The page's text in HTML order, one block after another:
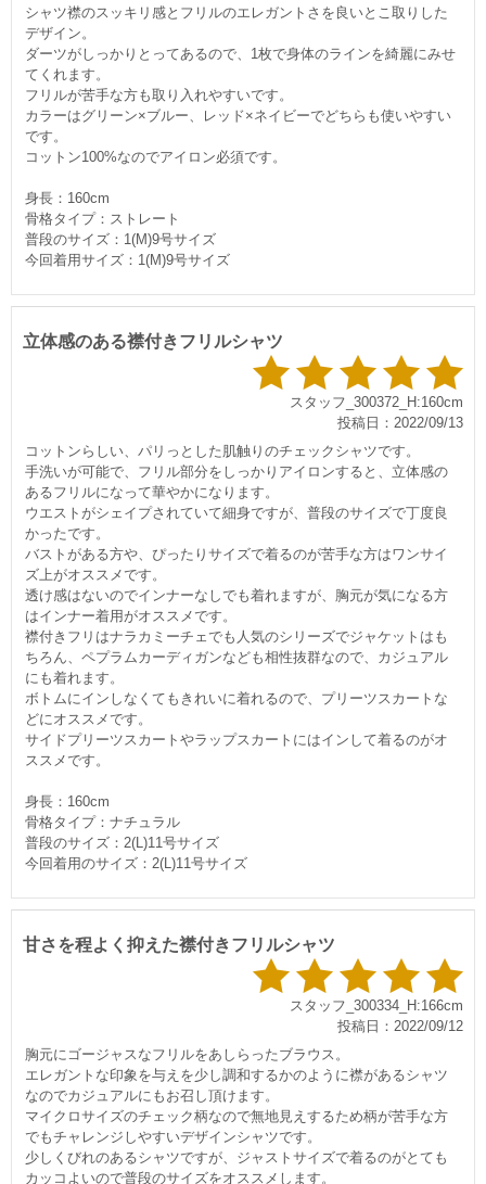
シャツ襟のスッキリ感とフリルのエレガントさを良いとこ取りした
デザイン。
ダーツがしっかりとってあるので、1枚で身体のラインを綺麗にみせ
てくれます。
フリルが苦手な方も取り入れやすいです。
カラーはグリーン×ブルー、レッド×ネイビーでどちらも使いやすい
です。
コットン100%なのでアイロン必須です。
身長：160cm
骨格タイプ：ストレート
普段のサイズ：1(M)9号サイズ
今回着用サイズ：1(M)9号サイズ
立体感のある襟付きフリルシャツ
スタッフ_300372_H:160cm
投稿日：2022/09/13
コットンらしい、パリっとした肌触りのチェックシャツです。
手洗いが可能で、フリル部分をしっかりアイロンすると、立体感の
あるフリルになって華やかになります。
ウエストがシェイプされていて細身ですが、普段のサイズで丁度良
かったです。
バストがある方や、ぴったりサイズで着るのが苦手な方はワンサイ
ズ上がオススメです。
透け感はないのでインナーなしでも着れますが、胸元が気になる方
はインナー着用がオススメです。
襟付きフリはナラカミーチェでも人気のシリーズでジャケットはも
ちろん、ペプラムカーディガンなども相性抜群なので、カジュアル
にも着れます。
ボトムにインしなくてもきれいに着れるので、プリーツスカートな
どにオススメです。
サイドプリーツスカートやラップスカートにはインして着るのがオ
ススメです。
身長：160cm
骨格タイプ：ナチュラル
普段のサイズ：2(L)11号サイズ
今回着用のサイズ：2(L)11号サイズ
甘さを程よく抑えた襟付きフリルシャツ
スタッフ_300334_H:166cm
投稿日：2022/09/12
胸元にゴージャスなフリルをあしらったブラウス。
エレガントな印象を与えを少し調和するかのように襟があるシャツ
なのでカジュアルにもお召し頂けます。
マイクロサイズのチェック柄なので無地見えするため柄が苦手な方
でもチャレンジしやすいデザインシャツです。
少しくびれのあるシャツですが、ジャストサイズで着るのがとても
カッコよいので普段のサイズをオススメします。